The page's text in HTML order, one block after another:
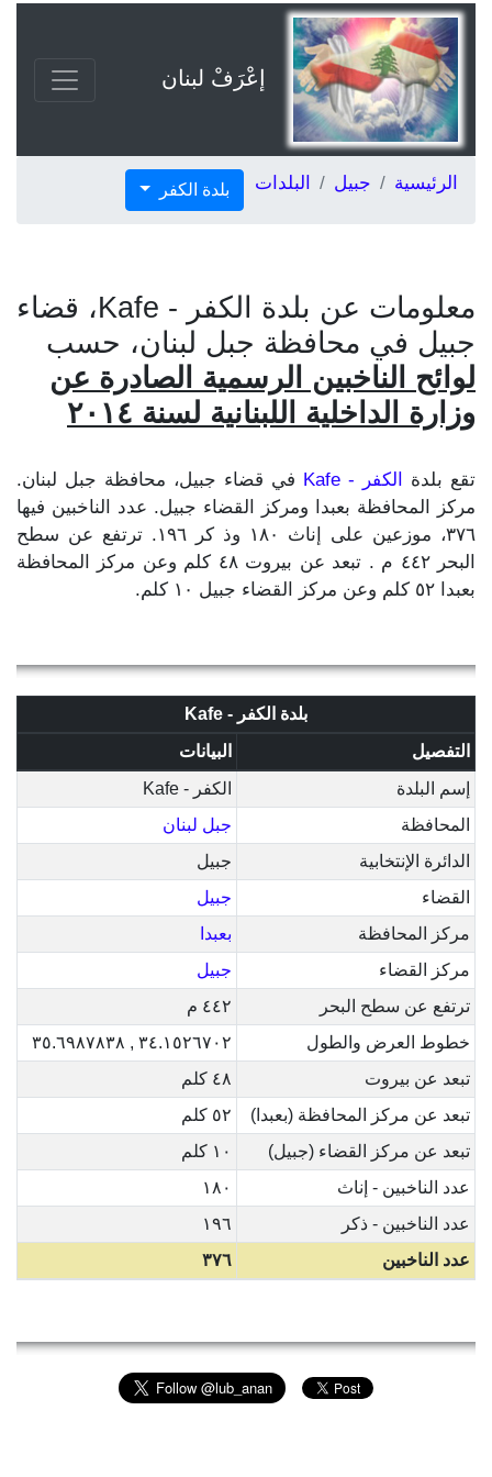
إعْرَفْ لبنان
الرئيسية جبيل البلدات بلدة الكفر
معلومات عن بلدة الكفر - Kafe، قضاء
جبيل في محافظة جبل لبنان، حسب
لوائح الناخبين الرسمية الصادرة عن
وزارة الداخلية اللبنانية لسنة ٢٠١٤
تقع بلدة الكفر - Kafe
في قضاء جبيل، محافظة جبل لبنان.
مركز المحافظة بعبدا ومركز القضاء جبيل. عدد الناخبين فيها
٣٧٦، موزعين على إناث ١٨٠ وذ كر ١٩٦. ترتفع عن سطح
البحر ٤٤٢ م . تبعد عن بيروت ٤٨ كلم وعن مركز المحافظة
بعبدا ٥٢ كلم وعن مركز القضاء جبيل ١٠ كلم.
بلدة الكفر - Kafe
التفصيل
البيانات
إسم البلدة
الكفر - Kafe
المحافظة
جبل لبنان
الدائرة الإنتخابية
جبيل
القضاء
جبيل
مركز المحافظة
بعبدا
مركز القضاء
جبيل
ترتفع عن سطح البحر
٤٤٢ م
خطوط العرض والطول
٣٤.١٥٢٦٧٠٢ , ٣٥.٦٩٨٧٨٣٨
تبعد عن بيروت
٤٨ كلم
تبعد عن مركز المحافظة (بعبدا)
٥٢ كلم
تبعد عن مركز القضاء (جبيل)
١٠ كلم
عدد الناخبين - إناث
١٨٠
عدد الناخبين - ذكر
١٩٦
عدد الناخبين
٣٧٦